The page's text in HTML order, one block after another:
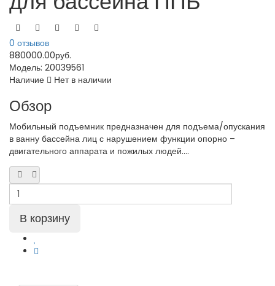
0 отзывов
880000.00руб.
Модель: 20039561
Наличие
Нет в наличии
Обзор
Мобильный подъемник предназначен для подъема/опускания
в ванну бассейна лиц с нарушением функции опорно –
двигательного аппарата и пожилых людей....